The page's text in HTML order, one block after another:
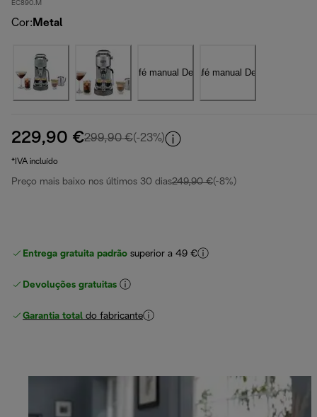
EC890.M
Cor: Metal
229,90 €299,90 €preço original 299,90 €
(-23%)
*IVA incluído
Preço mais baixo nos últimos 30 dias249,90 €(-8%)
Entrega gratuita padrão superior a 49 €
Devoluções gratuitas
Garantia total do fabricante